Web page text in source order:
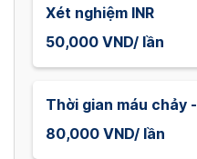
Xét nghiệm INR
50,000 VND/ lần
Thời gian máu chảy
80,000 VND/ lần